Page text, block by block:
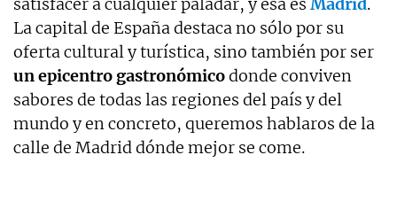
satisfacer a cualquier paladar, y esa es Madrid.
La capital de España destaca no sólo por su
oferta cultural y turística, sino también por ser
un epicentro gastronómicodonde conviven
sabores de todas las regiones del país y del
mundo y en concreto, queremos hablaros de la
calle de Madrid dónde mejor se come.